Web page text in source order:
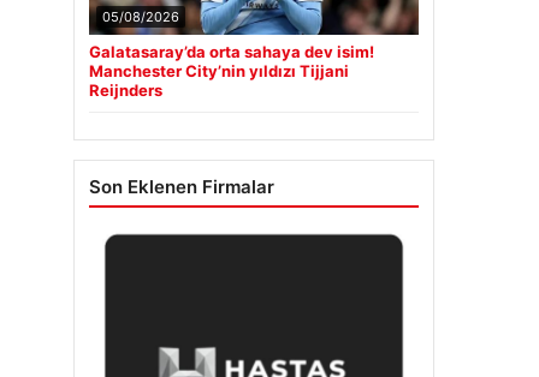
05/08/2026
Galatasaray’da orta sahaya dev isim!
Manchester City’nin yıldızı Tijjani
Reijnders
Son Eklenen Firmalar